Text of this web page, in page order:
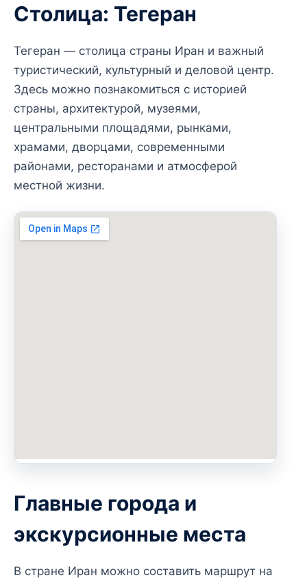
Столица: Тегеран
Тегеран — столица страны Иран и важный
туристический, культурный и деловой центр.
Здесь можно познакомиться с историей
страны, архитектурой, музеями,
центральными площадями, рынками,
храмами, дворцами, современными
районами, ресторанами и атмосферой
местной жизни.
Главные города и
экскурсионные места
В стране Иран можно составить маршрут на